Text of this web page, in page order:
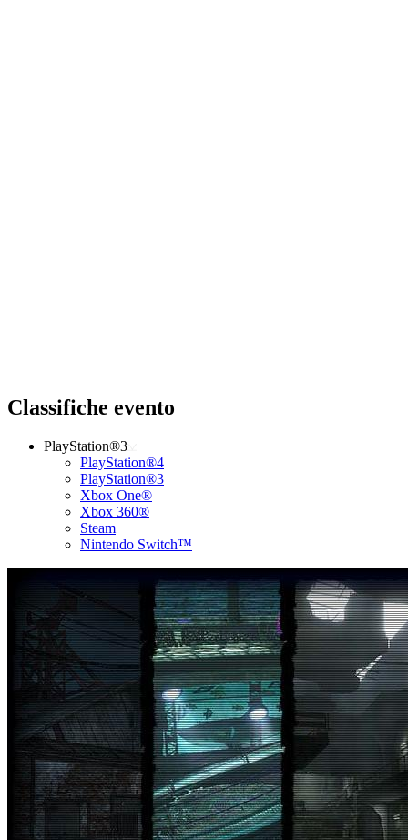
Classifiche evento
PlayStation®3
PlayStation®4
PlayStation®3
Xbox One®
Xbox 360®
Steam
Nintendo Switch™